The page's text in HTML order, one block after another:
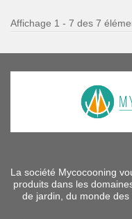
Affichage 1 - 7 des 7
La société Mycocooning
produits dans les
de jardin, du monde des